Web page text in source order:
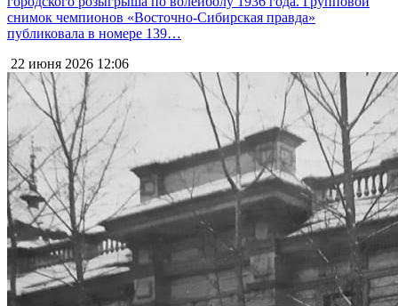
снимок чемпионов «Восточно-Сибирская правда»
публиковала в номере 139…
22 июня 2026 12:06